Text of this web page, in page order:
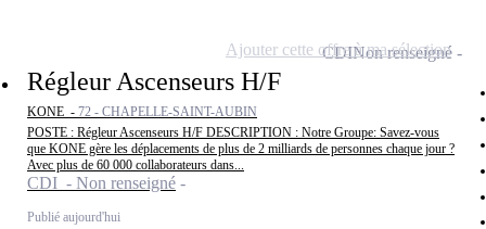
Régleur Ascenseurs H/F
KONE - 72 - CHAPELLE-SAINT-AUBIN
POSTE : Régleur Ascenseurs H/F DESCRIPTION : Notre Groupe: Savez-vous
que KONE gère les déplacements de plus de 2 milliards de personnes chaque jour ?
Avec plus de 60 000 collaborateurs dans...
CDI - Non renseigné
Publié aujourd'hui
CDINon renseigné
Ajouter cette offre à ma sélection